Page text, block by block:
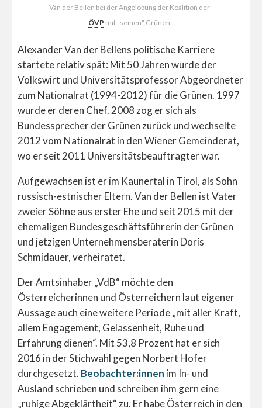
Van der Bellen bei der Angelobung der Koalition der
ÖVP mit „seinen“ Grünen
Alexander Van der Bellens politische Karriere
startete relativ spät: Mit 50 Jahren wurde der
Volkswirt und Universitätsprofessor Abgeordneter
zum Nationalrat (1994-2012) für die Grünen. 1997
wurde er deren Chef. 2008 zog er sich als
Bundessprecher der Grünen zurück und wechselte
2012 vom Nationalrat in den Wiener Gemeinderat,
wo er seit 2011 Universitätsbeauftragter war.
Aufgewachsen ist er im Kaunertal in Tirol, als Sohn
russisch-estnischer Eltern. Van der Bellen ist Vater
zweier Söhne aus erster Ehe und seit 2015 mit der
ehemaligen Bundesgeschäftsführerin der Grünen
und jetzigen Unternehmensberaterin Doris
Schmidauer, verheiratet.
Der Amtsinhaber „VdB“ möchte den
Österreicherinnen und Österreichern laut eigener
Aussage auch eine weitere Periode „mit aller Kraft,
allem Engagement, Gelassenheit, Ruhe und
Erfahrung dienen“. Mit 53,8 Prozent hat er sich
2016 in der Stichwahl gegen Norbert Hofer
durchgesetzt. Beobachter:innen im In- und
Ausland schrieben und schreiben ihm gern eine
„ruhige Abgeklärtheit“ zu. Er habe Österreich in den